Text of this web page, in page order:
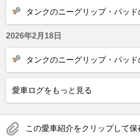
タンクのニーグリップ・パッ
2026年2月18日
タンクのニーグリップ・パッ
愛車ログをもっと見る
この愛車紹介をクリップして保